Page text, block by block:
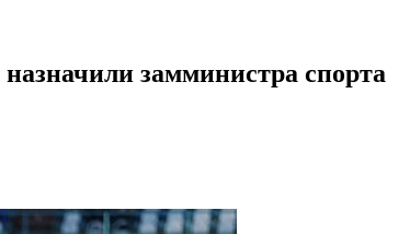
замминистра спорта